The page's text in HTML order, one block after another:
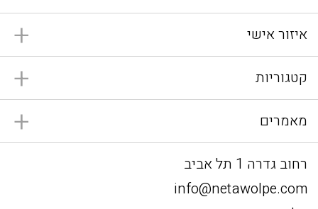
איזור אישי
קטגוריות
מאמרים
רחוב גדרה 1 תל אביב
info@netawolpe.com